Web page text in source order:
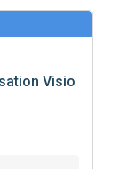
Visio